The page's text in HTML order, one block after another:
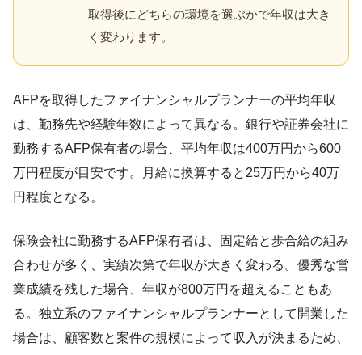
取得後にどちらの環境を選ぶかで年収は大き
く変わります。
AFPを取得したファイナンシャルプランナーの平均年収
は、勤務先や経験年数によって異なる。銀行や証券会社に
勤務するAFP保有者の場合、平均年収は400万円から600
万円程度が目安です。月給に換算すると25万円から40万
円程度となる。
保険会社に勤務するAFP保有者は、固定給と歩合給の組み
合わせが多く、実績次第で年収が大きく変わる。優秀な営
業成績を残した場合、年収が800万円を超えることもあ
る。独立系のファイナンシャルプランナーとして開業した
場合は、顧客数と案件の規模によって収入が決まるため、